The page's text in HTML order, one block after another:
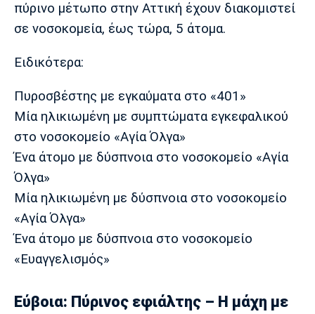
πύρινο μέτωπο στην Αττική έχουν διακομιστεί
σε νοσοκομεία, έως τώρα, 5 άτομα.
Ειδικότερα:
Πυροσβέστης με εγκαύματα στο «401»
Μία ηλικιωμένη με συμπτώματα εγκεφαλικού
στο νοσοκομείο «Αγία Όλγα»
Ένα άτομο με δύσπνοια στο νοσοκομείο «Αγία
Όλγα»
Μία ηλικιωμένη με δύσπνοια στο νοσοκομείο
«Αγία Όλγα»
Ένα άτομο με δύσπνοια στο νοσοκομείο
«Ευαγγελισμός»
Εύβοια: Πύρινος εφιάλτης – Η μάχη με